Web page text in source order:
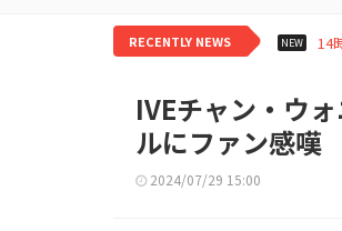
RECENTLY NEWS NEW 16
IVEチャン・ウ
ルにファン感嘆
2024/07/29 15:00